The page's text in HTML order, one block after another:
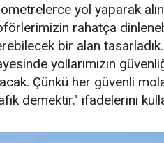
yol yaparak
rahatça
bir alan
yollarımızın
Çünkü her güvenli
demektir." ifadelerini